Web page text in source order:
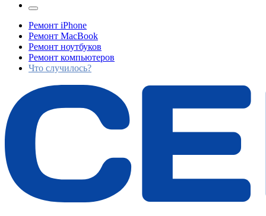
Ремонт iPhone
Ремонт MacBook
Ремонт ноутбуков
Ремонт компьютеров
Что случилось?